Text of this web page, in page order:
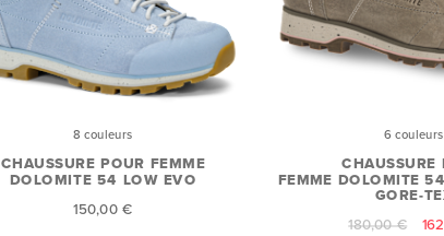
8 couleurs
CHAUSSURE POUR FEMME
DOLOMITE 54 LOW EVO
150,00 €
6 couleurs
CHAUSSURE
FEMME DOLOMITE
GORE-
180,00 €